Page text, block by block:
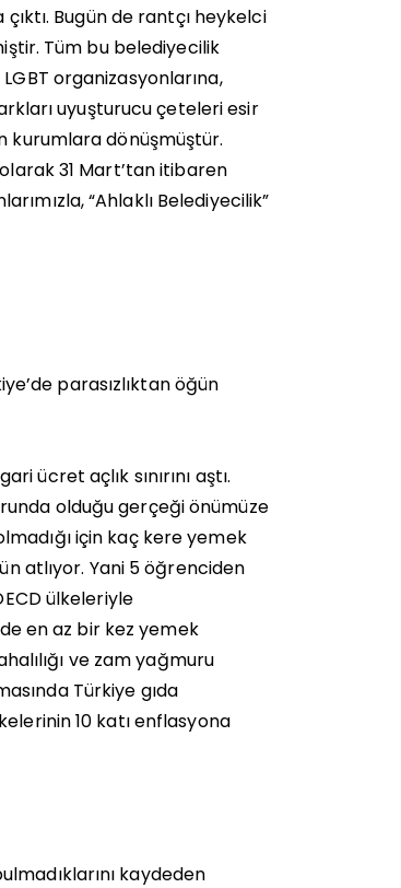
Bugün de rantçı heykelci
Tüm bu belediyecilik
organizasyonlarına,
uyuşturucu çeteleri esir
kurumlara dönüşmüştür.
31 Mart’tan itibaren
“Ahlaklı Belediyecilik”
parasızlıktan öğün
ücret açlık sınırını aştı.
olduğu gerçeği önümüze
için kaç kere yemek
atlıyor. Yani 5 öğrenciden
ülkeleriyle
en az bir kez yemek
ve zam yağmuru
Türkiye gıda
10 katı enflasyona
kaydeden